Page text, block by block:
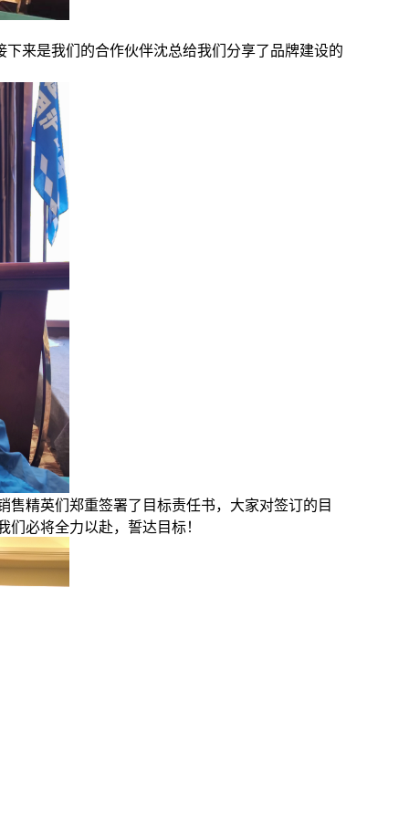
来是我们的合作伙伴沈总给我们分享了品牌建设的
精英们郑重签署了目标责任书，大家对签订的目
必将全力以赴，誓达目标！